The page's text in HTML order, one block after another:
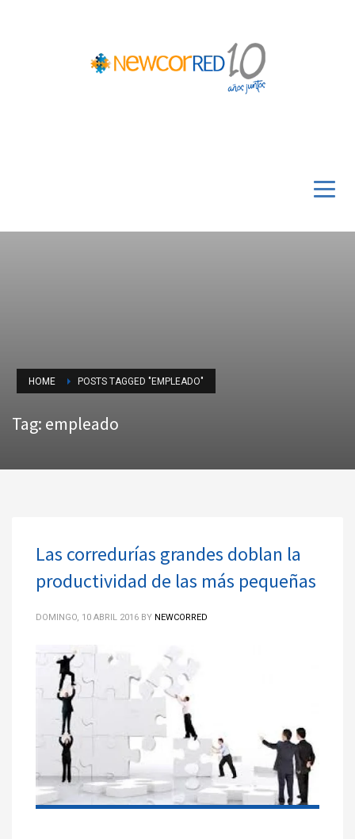
HOME POSTS TAGGED "EMPLEADO"
Tag: empleado
Las corredurías grandes doblan la
productividad de las más pequeñas
DOMINGO, 10 ABRIL 2016 BY NEWCORRED